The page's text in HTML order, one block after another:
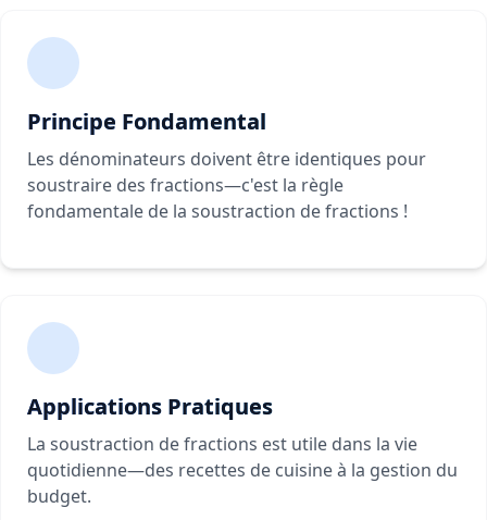
Principe Fondamental
Les dénominateurs doivent être identiques pour
soustraire des fractions—c'est la règle
fondamentale de la soustraction de fractions !
Applications Pratiques
La soustraction de fractions est utile dans la vie
quotidienne—des recettes de cuisine à la gestion du
budget.